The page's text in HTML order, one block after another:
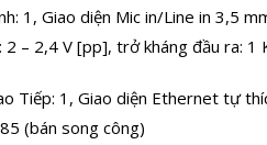
1, Giao diện Mic in/Line in 3,5
– 2,4 V [pp], trở kháng đầu ra: 1
Tiếp: 1, Giao diện Ethernet tự
(bán song công)